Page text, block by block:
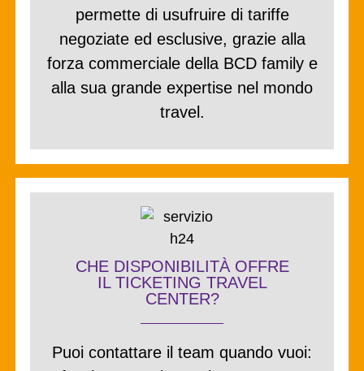
permette di usufruire di tariffe
negoziate ed esclusive, grazie alla
forza commerciale della BCD family e
alla sua grande expertise nel mondo
travel.
CHE DISPONIBILITÀ OFFRE
IL TICKETING TRAVEL
CENTER?
Puoi contattare il team quando vuoi: